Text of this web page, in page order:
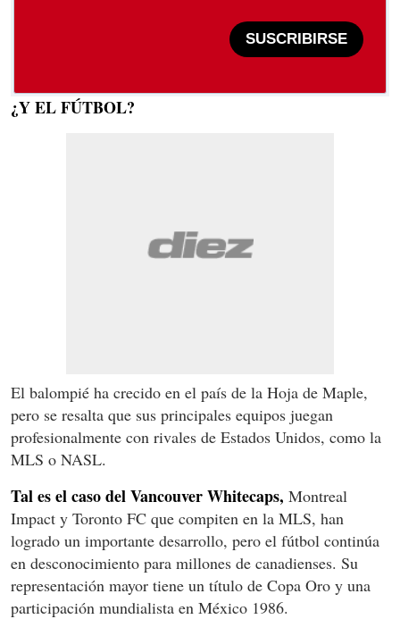
SUSCRIBIRSE
¿Y EL FÚTBOL?
El balompié ha crecido en el país de la Hoja de Maple,
pero se resalta que sus principales equipos juegan
profesionalmente con rivales de Estados Unidos, como la
MLS o NASL.
Tal es el caso del Vancouver Whitecaps, Montreal
Impact y Toronto FC que compiten en la MLS, han
logrado un importante desarrollo, pero el fútbol continúa
en desconocimiento para millones de canadienses. Su
representación mayor tiene un título de Copa Oro y una
participación mundialista en México 1986.